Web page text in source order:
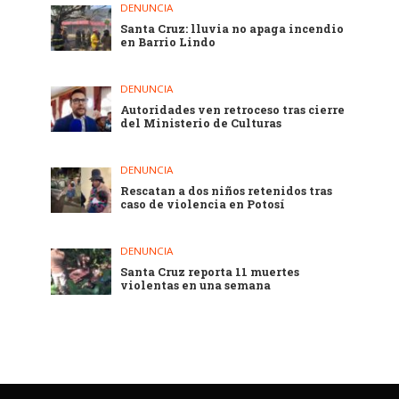
DENUNCIA
Santa Cruz: lluvia no apaga incendio
en Barrio Lindo
DENUNCIA
Autoridades ven retroceso tras cierre
del Ministerio de Culturas
DENUNCIA
Rescatan a dos niños retenidos tras
caso de violencia en Potosí
DENUNCIA
Santa Cruz reporta 11 muertes
violentas en una semana